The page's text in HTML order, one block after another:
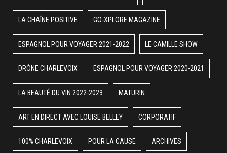
LA CHAÎNE POSITIVE GO-XPLORE MAGAZINE
ESPAGNOL POUR VOYAGER 2021-2022 LE CAMILLE SHOW
DRÔNE CHARLEVOIX ESPAGNOL POUR VOYAGER 2020-2021
LA BEAUTÉ DU VIN 2022-2023 MATURIN
ART EN DIRECT AVEC LOUISE BELLEY CORPORATIF
100% CHARLEVOIX POUR LA CAUSE ARCHIVES